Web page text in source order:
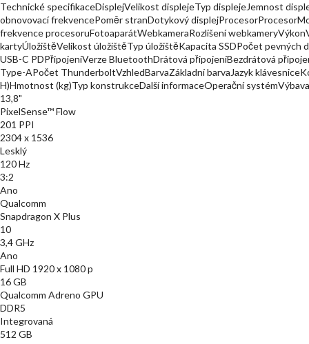
Technické specifikaceDisplejVelikost displejeTyp displejeJemnost
obnovovací frekvencePoměr stranDotykový
frekvence procesoruFotoaparátWebkameraRozlišení
kartyÚložištěVelikost úložištěTyp úložištěKapacita SSDPočet pevných
USB-C PDPřipojeníVerze BluetoothDrátová připojeníBezdrátová
Type-APočet ThunderboltVzhledBarvaZákladní barvaJazyk
H)Hmotnost (kg)Typ konstrukceDalší informaceOperační
13,8"
PixelSense™ Flow
201 PPI
2304 x 1536
Lesklý
120 Hz
3:2
Ano
Qualcomm
Snapdragon X Plus
10
3,4 GHz
Ano
Full HD 1920 x 1080 p
16 GB
Qualcomm Adreno GPU
DDR5
Integrovaná
512 GB